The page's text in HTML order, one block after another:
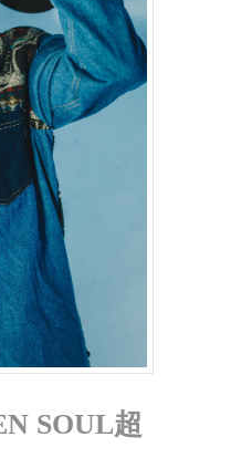
SOUL超